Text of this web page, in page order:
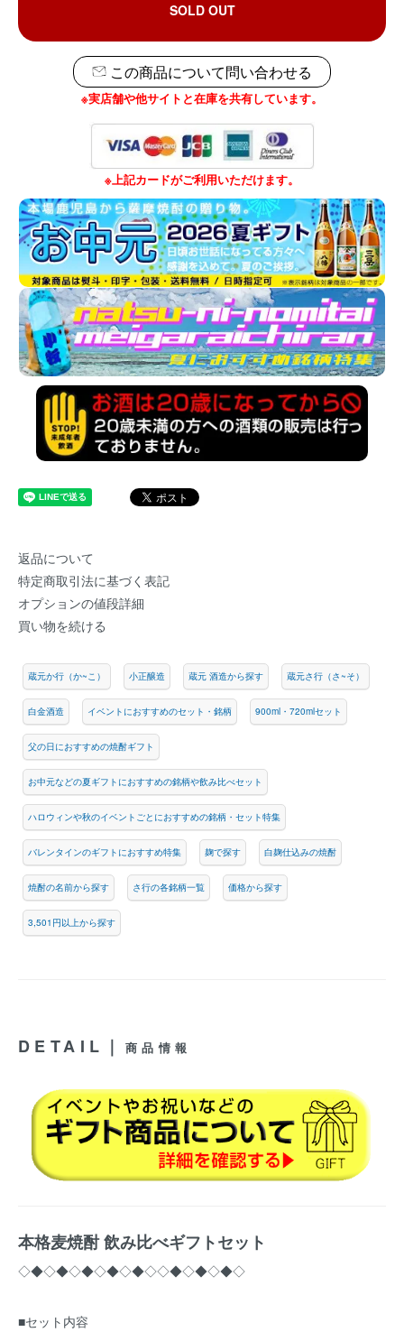
SOLD OUT
この商品について問い合わせる
※実店舗や他サイトと在庫を共有しています。
※上記カードがご利用いただけます。
返品について
特定商取引法に基づく表記
オプションの値段詳細
買い物を続ける
蔵元か行（か~こ） 小正醸造 蔵元 酒造から探す 蔵元さ行（さ~そ）
白金酒造 イベントにおすすめのセット・銘柄 900ml・720mlセット
父の日におすすめの焼酎ギフト
お中元などの夏ギフトにおすすめの銘柄や飲み比べセット
ハロウィンや秋のイベントごとにおすすめの銘柄・セット特集
バレンタインのギフトにおすすめ特集 麹で探す 白麹仕込みの焼酎
焼酎の名前から探す さ行の各銘柄一覧 価格から探す
3,501円以上から探す
DETAIL｜ 商品情報
本格麦焼酎 飲み比べギフトセット
◇◆◇◆◇◆◇◆◇◆◇◇◆◇◆◇◆◇
■セット内容